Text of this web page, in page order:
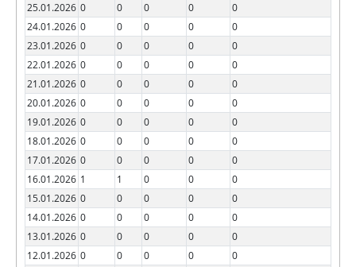
25.01.2026 0 0 0 0
0
24.01.2026 0 0 0 0
0
23.01.2026 0 0 0 0
0
22.01.2026 0 0 0 0
0
21.01.2026 0 0 0 0
0
20.01.2026 0 0 0 0
0
19.01.2026 0 0 0 0
0
18.01.2026 0 0 0 0
0
17.01.2026 0 0 0 0
0
16.01.2026 1 1 0 0
0
15.01.2026 0 0 0 0
0
14.01.2026 0 0 0 0
0
13.01.2026 0 0 0 0
0
12.01.2026 0 0 0 0
0